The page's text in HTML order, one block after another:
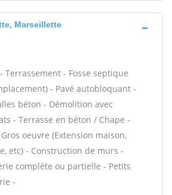
Marseillette
Terrassement - Fosse septique
- Pavé autobloquant -
béton - Démolition avec
- Terrasse en béton / Chape -
oeuvre (Extension maison,
etc) - Construction de murs -
complète ou partielle - Petits
-